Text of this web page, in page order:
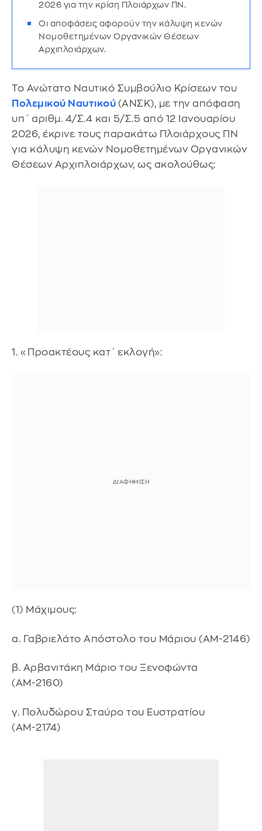
2026 για την κρίση Πλοιάρχων ΠΝ.
Οι αποφάσεις αφορούν την κάλυψη κενών
Νομοθετημένων Οργανικών Θέσεων
Αρχιπλοιάρχων.
Το Ανώτατο Ναυτικό Συμβούλιο Κρίσεων του
Πολεμικού Ναυτικού (ΑΝΣΚ), με την απόφαση
υπ΄ αριθμ. 4/Σ.4 και 5/Σ.5 από 12 Ιανουαρίου
2026, έκρινε τους παρακάτω Πλοιάρχους ΠΝ
για κάλυψη κενών Νομοθετημένων Οργανικών
Θέσεων Αρχιπλοιάρχων, ως ακολούθως:
1. «Προακτέους κατ΄ εκλογή»:
(1) Μάχιμους:
α. Γαβριελάτο Απόστολο του Μάριου (ΑΜ-2146)
β. Αρβανιτάκη Μάριο του Ξενοφώντα
(ΑΜ-2160)
γ. Πολυδώρου Σταύρο του Ευστρατίου
(ΑΜ-2174)